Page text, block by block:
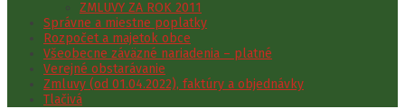
ZMLUVY ZA ROK 2011
Správne a miestne poplatky
Rozpočet a majetok obce
Všeobecne záväzné nariadenia – platné
Verejné obstarávanie
Zmluvy (od 01.04.2022), faktúry a objednávky
Tlačivá